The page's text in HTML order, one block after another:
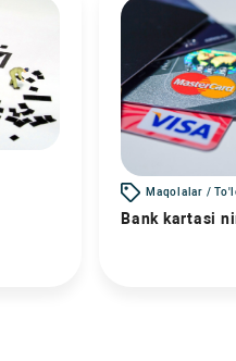
Maqolalar /
Bank kartasi